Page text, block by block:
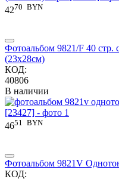
4270 BYN
Фотоальбом 9821/F 40
(23x28см)
КОД:
40806
В наличии
4651 BYN
Фотоальбом 9821V
КОД: